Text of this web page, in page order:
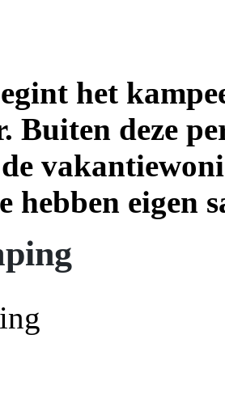
het
Buiten deze
hebben eigen